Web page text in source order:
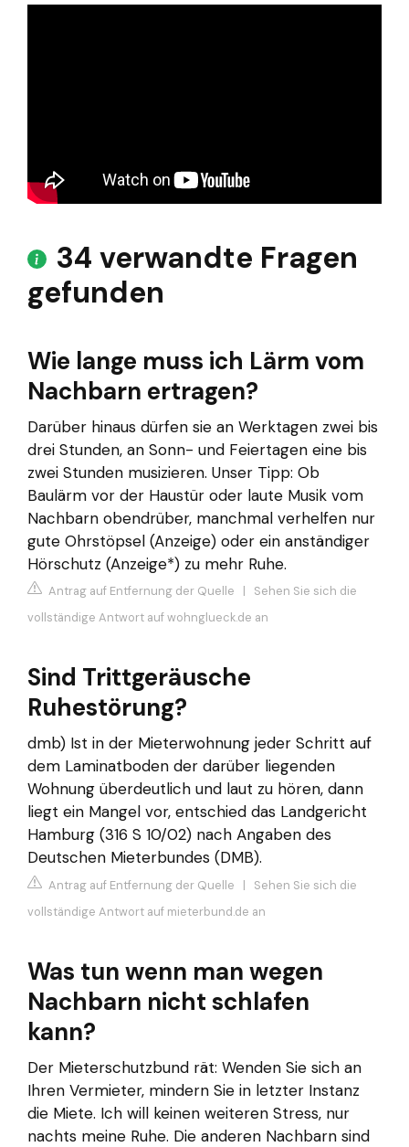
34 verwandte Fragen
gefunden
Wie lange muss ich Lärm vom
Nachbarn ertragen?
Darüber hinaus dürfen sie an Werktagen zwei bis
drei Stunden, an Sonn- und Feiertagen eine bis
zwei Stunden musizieren. Unser Tipp: Ob
Baulärm vor der Haustür oder laute Musik vom
Nachbarn obendrüber, manchmal verhelfen nur
gute Ohrstöpsel (Anzeige) oder ein anständiger
Hörschutz (Anzeige*) zu mehr Ruhe.
Antrag auf Entfernung der Quelle | Sehen Sie sich die
vollständige Antwort auf wohnglueck.de an
Sind Trittgeräusche
Ruhestörung?
dmb) Ist in der Mieterwohnung jeder Schritt auf
dem Laminatboden der darüber liegenden
Wohnung überdeutlich und laut zu hören, dann
liegt ein Mangel vor, entschied das Landgericht
Hamburg (316 S 10/02) nach Angaben des
Deutschen Mieterbundes (DMB).
Antrag auf Entfernung der Quelle | Sehen Sie sich die
vollständige Antwort auf mieterbund.de an
Was tun wenn man wegen
Nachbarn nicht schlafen
kann?
Der Mieterschutzbund rät: Wenden Sie sich an
Ihren Vermieter, mindern Sie in letzter Instanz
die Miete. Ich will keinen weiteren Stress, nur
nachts meine Ruhe. Die anderen Nachbarn sind